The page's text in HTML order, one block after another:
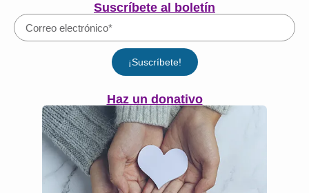
Suscríbete al boletín
¡Suscríbete!
Haz un donativo